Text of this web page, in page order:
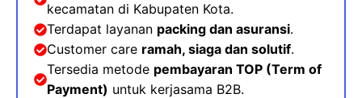
kecamatan di Kabupaten Kota.
Terdapat layanan packing dan asuransi.
Customer care ramah, siaga dan solutif.
Tersedia metode pembayaran TOP (Term of
Payment) untuk kerjasama B2B.